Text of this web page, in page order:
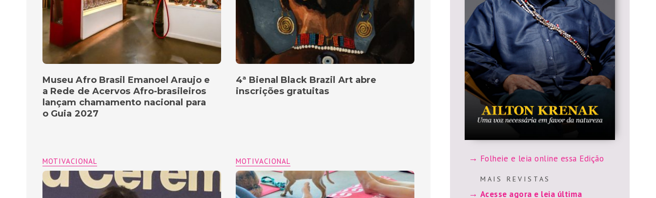
4ª Bienal Black Brazil Art abre
inscrições gratuitas
Museu Afro Brasil Emanoel Araujo e
a Rede de Acervos Afro-brasileiros
lançam chamamento nacional para
o Guia 2027
MOTIVACIONAL
MOTIVACIONAL Folheie e leia online essa Edição
M A I S R E V I S T A S
Acesse agora e leia última